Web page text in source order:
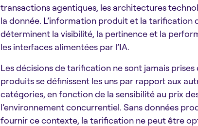
transactions agentiques, les architectures
la donnée. L’information produit et la tarification
déterminent la visibilité, la pertinence et la
les interfaces alimentées par l’IA.
Les décisions de tarification ne sont jamais prises
produits se définissent les uns par rapport aux
catégories, en fonction de la sensibilité au prix
l’environnement concurrentiel. Sans données
fournir ce contexte, la tarification ne peut être